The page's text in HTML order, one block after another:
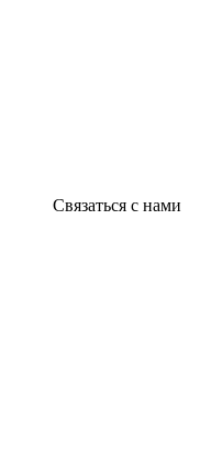
Связаться с нами